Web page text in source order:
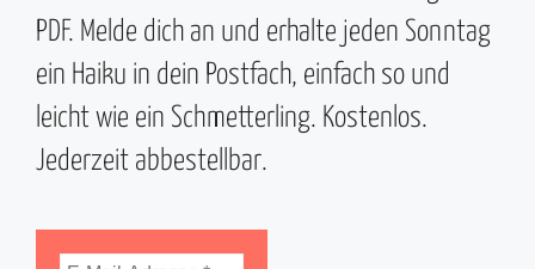
PDF. Melde dich an und erhalte jeden Sonntag
ein Haiku in dein Postfach, einfach so und
leicht wie ein Schmetterling. Kostenlos.
Jederzeit abbestellbar.